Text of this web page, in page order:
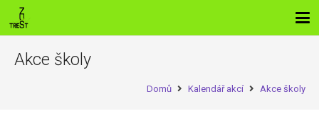
Akce školy
Domů Kalendář akcí Akce školy